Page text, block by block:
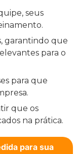
seus
garantindo que
para o
para que
que os
na prática.
para sua